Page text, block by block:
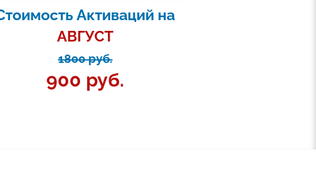
Активаций на
АВГУСТ
1800 руб.
900 руб.